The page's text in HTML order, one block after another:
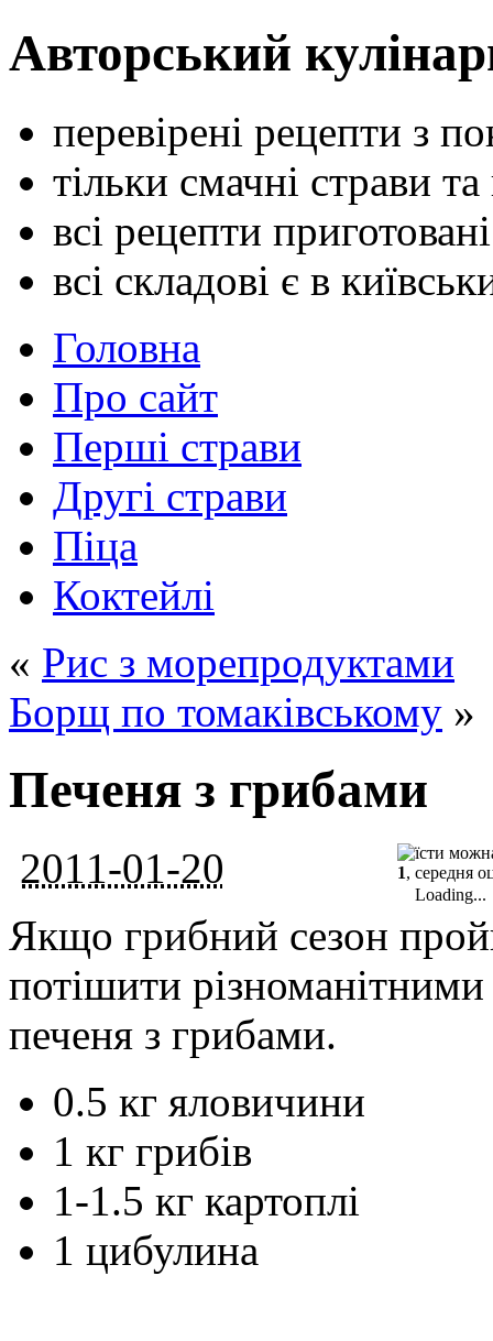
Авторський
перевірені рецепти з
тільки смачні страви та
всі рецепти
всі складові є в
Головна
Про сайт
Перші страви
Другі страви
Піца
Коктейлі
« Рис з морепродуктами
Борщ по томаківському »
Печеня з грибами
2011-01-20 1, середня
Loading...
Якщо грибний сезон
потішити
печеня з грибами.
0.5 кг яловичини
1 кг грибів
1-1.5 кг картоплі
1 цибулина